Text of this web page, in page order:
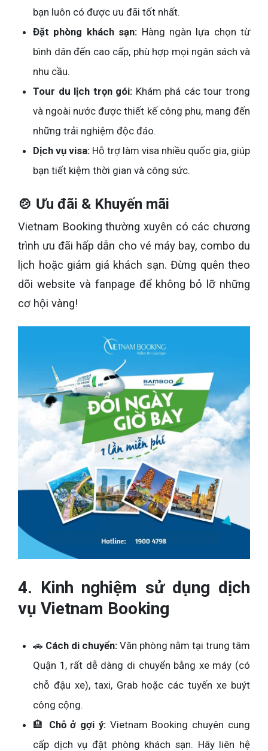
bạn luôn có được ưu đãi tốt nhất.
Đặt phòng khách sạn: Hàng ngàn lựa chọn từ
bình dân đến cao cấp, phù hợp mọi ngân sách và
nhu cầu.
Tour du lịch trọn gói: Khám phá các tour trong
và ngoài nước được thiết kế công phu, mang đến
những trải nghiệm độc đáo.
Dịch vụ visa: Hỗ trợ làm visa nhiều quốc gia, giúp
bạn tiết kiệm thời gian và công sức.
🍲 Ưu đãi & Khuyến mãi
Vietnam Booking thường xuyên có các chương
trình ưu đãi hấp dẫn cho vé máy bay, combo du
lịch hoặc giảm giá khách sạn. Đừng quên theo
dõi website và fanpage để không bỏ lỡ những
cơ hội vàng!
4. Kinh nghiệm sử dụng dịch
vụ Vietnam Booking
🚗 Cách di chuyển: Văn phòng nằm tại trung tâm
Quận 1, rất dễ dàng di chuyển bằng xe máy (có
chỗ đậu xe), taxi, Grab hoặc các tuyến xe buýt
công cộng.
🏨 Chỗ ở gợi ý:Vietnam Booking chuyên cung
cấp dịch vụ đặt phòng khách sạn. Hãy liên hệ